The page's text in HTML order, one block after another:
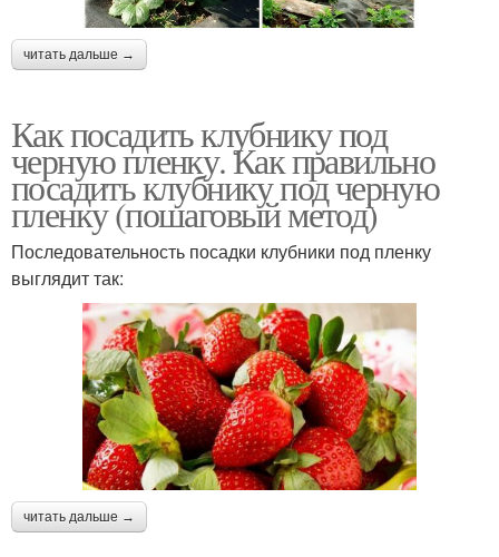
читать дальше →
Как посадить клубнику под
черную пленку. Как правильно
посадить клубнику под черную
пленку (пошаговый метод)
Последовательность посадки клубники под пленку
выглядит так:
читать дальше →